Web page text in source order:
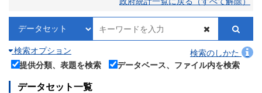
検索オプション
検索のしかた
提供分類、表題を検索
データベース、ファイル内を検索
データセット一覧